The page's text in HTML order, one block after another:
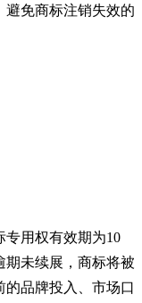
避免商标注销失效的
专用权有效期为10
期未续展，商标将被
品牌投入、市场口